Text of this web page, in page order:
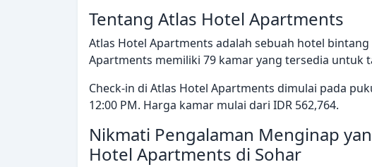
Tentang Atlas Hotel Apartments
Atlas Hotel Apartments adalah sebuah hotel bintang
Apartments memiliki 79 kamar yang tersedia untuk
Check-in di Atlas Hotel Apartments dimulai pada
12:00 PM. Harga kamar mulai dari IDR 562,764.
Nikmati Pengalaman Menginap
Hotel Apartments di Sohar